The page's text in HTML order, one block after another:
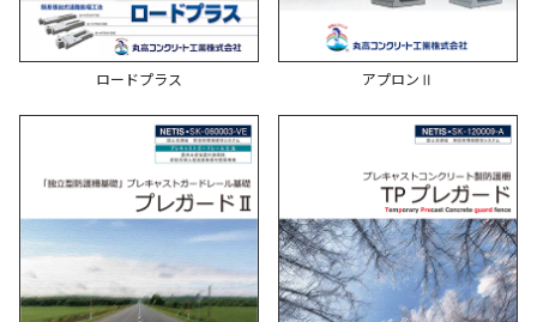
ロードプラス アプロンⅡ